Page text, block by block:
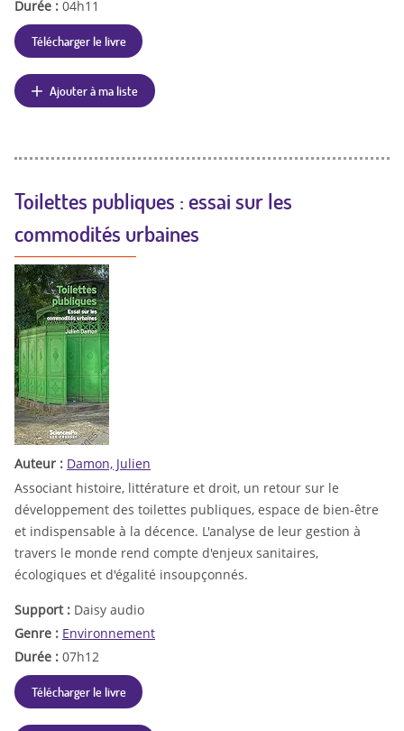
Durée : 04h11
Télécharger le livre
Ajouter à ma liste
Toilettes publiques : essai sur les
commodités urbaines
Auteur : Damon, Julien
Associant histoire, littérature et droit, un retour sur le
développement des toilettes publiques, espace de bien-être
et indispensable à la décence. L'analyse de leur gestion à
travers le monde rend compte d'enjeux sanitaires,
écologiques et d'égalité insoupçonnés.
Support : Daisy audio
Genre : Environnement
Durée : 07h12
Télécharger le livre